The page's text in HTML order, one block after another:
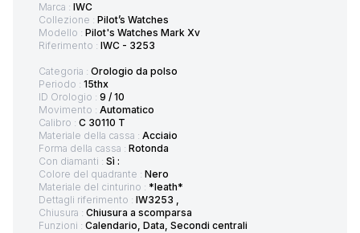
Marca : IWC
Collezione : Pilot’s Watches
Modello : Pilot's Watches Mark Xv
Riferimento : IWC - 3253
Categoria : Orologio da polso
Periodo : 15thx
ID Orologio : 9 / 10
Movimento : Automatico
Calibro : C 30110 T
Materiale della cassa : Acciaio
Forma della cassa : Rotonda
Con diamanti : Sì :
Colore del quadrante : Nero
Materiale del cinturino : *leath*
Dettagli riferimento : IW3253 ,
Chiusura : Chiusura a scomparsa
Funzioni : Calendario, Data, Secondi centrali